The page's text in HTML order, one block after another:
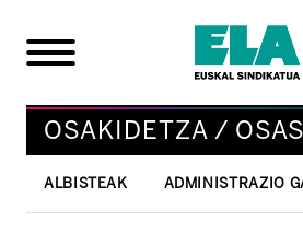
OSAKIDETZA /
ALBISTEAK ADMINISTRAZIO